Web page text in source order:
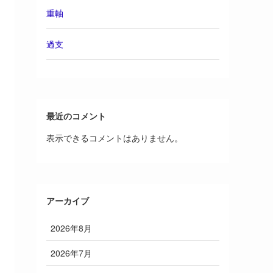
重軸
過支
最近のコメント
表示できるコメントはありません。
アーカイブ
2026年8月
2026年7月